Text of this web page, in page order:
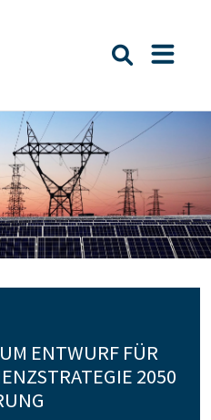
Suche
ENTWURF FÜR
2050